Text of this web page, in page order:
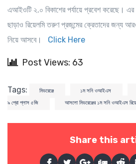
এআইওটি ২.০ বিকাশের পর্যায়ে প্রবেশ করেছে।
ছাড়াও রিয়েলমি তরুণ প্রজন্মের ক্রেতাদের জন্য
নিয়ে আসবে। Click Here
Post Views: 63
Tags: মিডরেঞ্জে ১ম সনি ওআইএস
৯ প্রো প্লাস ৫জি
আসলো মিডরেঞ্জের ১ম সনি ওআইএস
Share this